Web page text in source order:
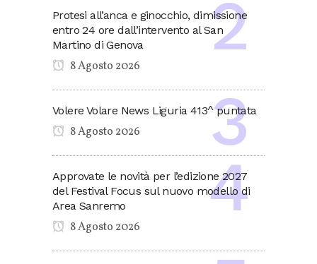
Protesi all’anca e ginocchio, dimissione
entro 24 ore dall’intervento al San
Martino di Genova
8 Agosto 2026
Volere Volare News Liguria 413^ puntata
8 Agosto 2026
Approvate le novità per l’edizione 2027
del Festival Focus sul nuovo modello di
Area Sanremo
8 Agosto 2026